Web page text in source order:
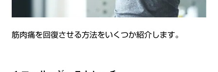
筋肉痛を回復させる方法をいくつか紹介します。